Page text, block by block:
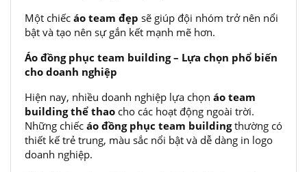
Một chiếc áo team đẹp sẽ giúp đội nhóm trở nên nổi
bật và tạo nên sự gắn kết mạnh mẽ hơn.
Áo đồng phục team building – Lựa chọn phổ biến
cho doanh nghiệp
Hiện nay, nhiều doanh nghiệp lựa chọn áo team
building thể thao cho các hoạt động ngoài trời.
Những chiếc áo đồng phục team buildingthường có
thiết kế trẻ trung, màu sắc nổi bật và dễ dàng in logo
doanh nghiệp.